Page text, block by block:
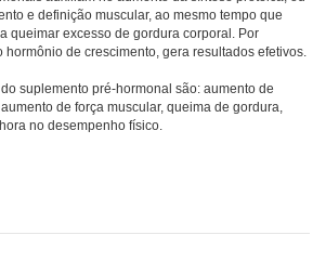
e definição muscular, ao mesmo tempo que
queimar excesso de gordura corporal. Por
hormônio de crescimento, gera resultados efetivos.
suplemento pré-hormonal são: aumento de
de força muscular, queima de gordura,
no desempenho físico.